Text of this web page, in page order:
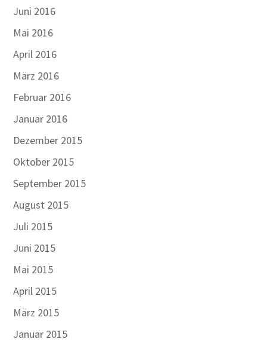
Juni 2016
Mai 2016
April 2016
März 2016
Februar 2016
Januar 2016
Dezember 2015
Oktober 2015
September 2015
August 2015
Juli 2015
Juni 2015
Mai 2015
April 2015
März 2015
Januar 2015